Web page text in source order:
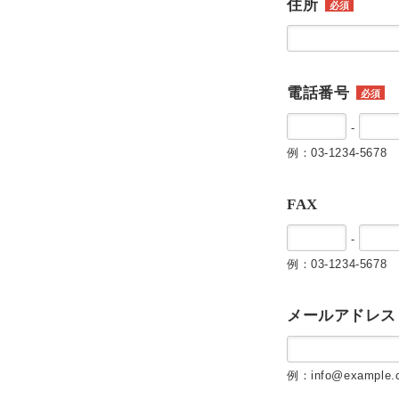
住所 必須
電話番号 必須
-
例：03-1234-5678
FAX
-
例：03-1234-5678
メールアドレス
例：